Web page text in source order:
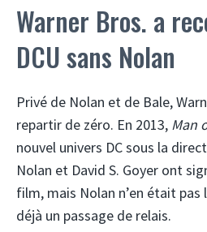
Warner Bros. a
DCU sans Nolan
Privé de Nolan et de Bale,
repartir de zéro. En 2013, Man
nouvel univers DC sous la
Nolan et David S. Goyer ont
film, mais Nolan n’en était pas
déjà un passage de relais.